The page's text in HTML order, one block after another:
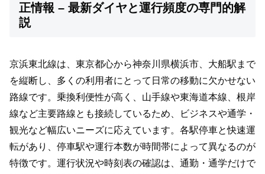
正情報 – 最新ダイヤと運行頻度の専門的解
説
京浜東北線は、東京都心から神奈川県横浜市、大船駅まで
を縦断し、多くの利用者にとって日常の移動に欠かせない
路線です。乗換利便性が高く、山手線や東海道本線、根岸
線など主要路線とも接続しているため、ビジネスや通学・
観光など幅広いニーズに応えています。各駅停車と快速運
転があり、停車駅や運行本数が時間帯によって異なるのが
特徴です。運行状況や時刻表の確認は、通勤・通学だけで